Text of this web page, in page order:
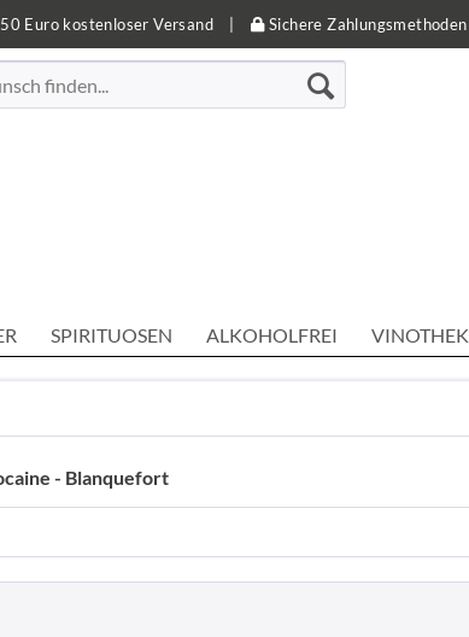
Euro kostenloser Versand Sichere Zahlungsmethoden
SPIRITUOSEN ALKOHOLFREI VINOTHEK
- Blanquefort